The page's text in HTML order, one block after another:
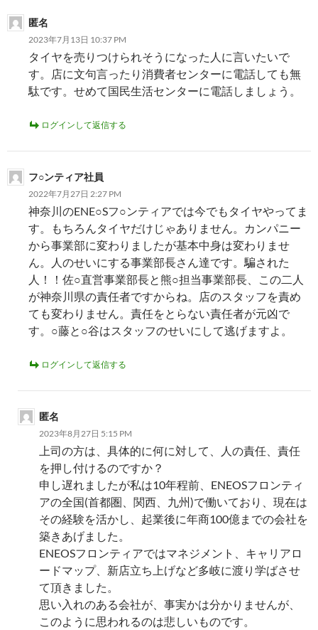
匿名
2023年7月13日 10:37 PM
タイヤを売りつけられそうになった人に言いたいで
す。店に文句言ったり消費者センターに電話しても無
駄です。せめて国民生活センターに電話しましょう。
ログインして返信する
フ○ンティア社員
2022年7月27日 2:27 PM
神奈川のENE○Sフ○ンティアでは今でもタイヤやってま
す。もちろんタイヤだけじゃありません。カンパニー
から事業部に変わりましたが基本中身は変わりませ
ん。人のせいにする事業部長さん達です。騙された
人！！佐○直営事業部長と熊○担当事業部長、この二人
が神奈川県の責任者ですからね。店のスタッフを責め
ても変わりません。責任をとらない責任者が元凶で
す。○藤と○谷はスタッフのせいにして逃げますよ。
ログインして返信する
匿名
2023年8月27日 5:15 PM
上司の方は、具体的に何に対して、人の責任、責任
を押し付けるのですか？
申し遅れましたが私は10年程前、ENEOSフロンティ
アの全国(首都圏、関西、九州)で働いており、現在は
その経験を活かし、起業後に年商100億までの会社を
築きあげました。
ENEOSフロンティアではマネジメント、キャリアロ
ードマップ、新店立ち上げなど多岐に渡り学ばさせ
て頂きました。
思い入れのある会社が、事実かは分かりませんが、
このように思われるのは悲しいものです。